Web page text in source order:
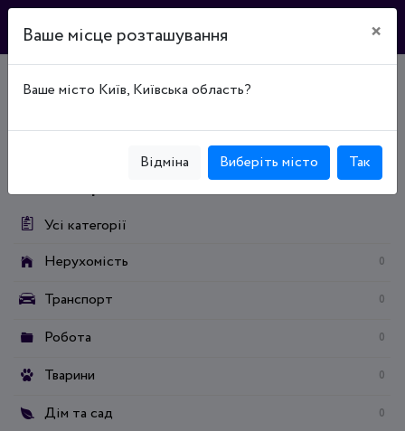
Дошка оголошень
Транспорт на запчастини
Усі категорії
Нерухомість
0
Транспорт 0
Робота 0
Тварини 0
Дім та сад 0
Ваше місце розташування ×
Ваше місто Київ, Київська область?
Відміна Виберіть місто Так